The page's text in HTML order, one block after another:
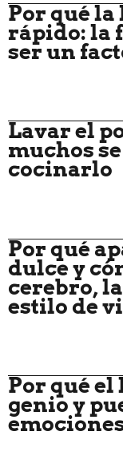
Por qué la
rápido: la
ser un
Lavar el
muchos
cocinarlo
Por qué
dulce y
cerebro,
estilo de
Por qué el
genio y